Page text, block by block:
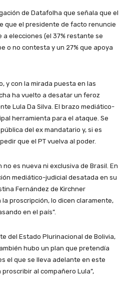
de Datafolha que señala que el
que el presidente de facto renuncie
elecciones (el 37% restante se
o no contesta y un 27% que apoya
y con la mirada puesta en las
ha vuelto a desatar un feroz
Lula Da Silva. El brazo mediático-
herramienta para el ataque. Se
del ex mandatario y, si es
que el PT vuelva al poder.
es nueva ni exclusiva de Brasil. En
mediático-judicial desatada en su
Fernández de Kirchner
proscripción, lo dicen claramente,
en el país”.
del Estado Plurinacional de Bolivia,
hubo un plan que pretendía
el que se lleva adelante en este
al compañero Lula”,